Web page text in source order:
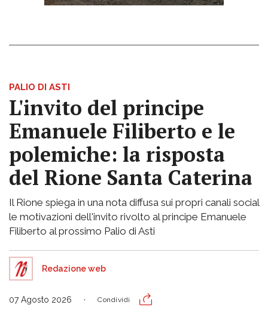
PALIO DI ASTI
L'invito del principe
Emanuele Filiberto e le
polemiche: la risposta
del Rione Santa Caterina
Il Rione spiega in una nota diffusa sui propri canali social
le motivazioni dell'invito rivolto al principe Emanuele
Filiberto al prossimo Palio di Asti
Redazione web
07 Agosto 2026 Condividi